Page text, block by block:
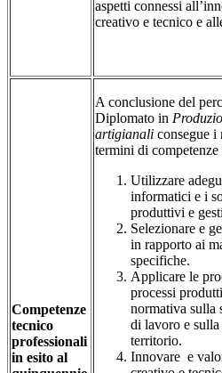
aspetti connessi
creativo e tecnico e
Competenze
tecnico
professionali
in esito al
A conclusione del
Diplomato in
artigianali consegue i
termini di competenze
Utilizzare
informatici e i
produttivi e
Selezionare e
in rapporto ai
specifiche.
Applicare le
processi
normativa sulla
di lavoro e sulla
territorio.
Innovare e